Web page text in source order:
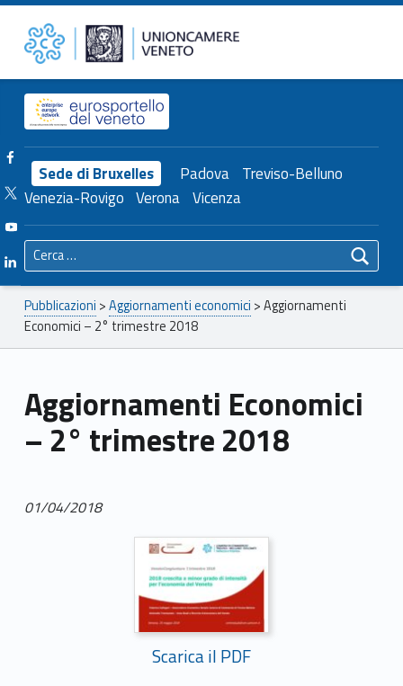
Aggiornamenti Economici – 2° trimestre 2018 – Unioncamere del Veneto Unioncamere del Veneto
Header info sidebar
Sede di Bruxelles Padova Treviso-Belluno
Venezia-Rovigo Verona Vicenza
Facebook Unioncamere Veneto
Twitter Unioncamere Veneto
Youtube Unioncamere Veneto
Linkedin Unioncamere Veneto
Ricerca per:
Breadcrumbs navigation
Pubblicazioni >Aggiornamenti economici >Aggiornamenti
Economici – 2° trimestre 2018
Aggiornamenti Economici
– 2° trimestre 2018
01/04/2018
Scarica il PDF